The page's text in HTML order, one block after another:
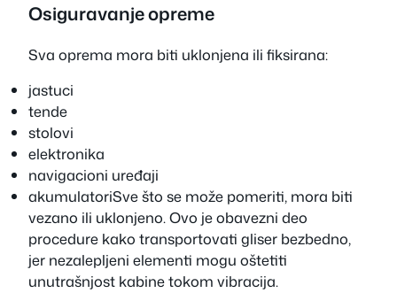
Osiguravanje opreme
Sva oprema mora biti uklonjena ili fiksirana:
jastuci
tende
stolovi
elektronika
navigacioni uređaji
akumulatoriSve što se može pomeriti, mora biti
vezano ili uklonjeno. Ovo je obavezni deo
procedure kako transportovati gliser bezbedno,
jer nezalepljeni elementi mogu oštetiti
unutrašnjost kabine tokom vibracija.